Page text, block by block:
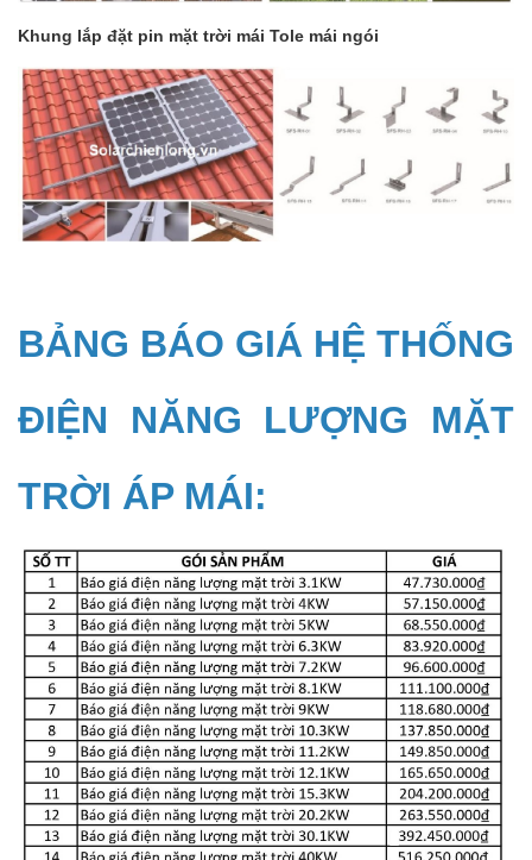
Khung lắp đặt pin mặt trời mái Tole mái ngói
BẢNG BÁO GIÁ HỆ THỐNG
ĐIỆN NĂNG LƯỢNG MẶT
TRỜI ÁP MÁI: